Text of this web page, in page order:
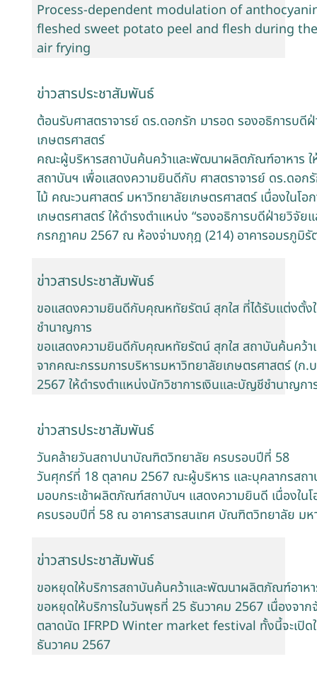
Process-dependent modulation of
fleshed sweet potato peel and flesh during
air frying
ข่าวสารประชาสัมพันธ์
ต้อนรับศาสตราจารย์ ดร.ดอกรัก มารอด รองอธิการบดี
เกษตรศาสตร์
คณะผู้บริหารสถาบันค้นคว้าและพัฒนาผลิตภัณฑ์อาหาร
สถาบันฯ เพื่อแสดงความยินดีกับ ศาสตราจารย์ ดร.ดอกรั
ไม้ คณะวนศาสตร์ มหาวิทยาลัยเกษตรศาสตร์ เนื่องในโ
เกษตรศาสตร์ ให้ดำรงตำแหน่ง “รองอธิการบดีฝ่ายวิจัย
กรกฎาคม 2567 ณ ห้องจ่ามงกุฎ (214) อาคารอมรภูมิรั
ข่าวสารประชาสัมพันธ์
ขอแสดงความยินดีกับคุณหทัยรัตน์ สุกใส ที่ได้รับแต่งตั้ง
ชำนาญการ
ขอแสดงความยินดีกับคุณหทัยรัตน์ สุกใส สถาบันค้นคว้
จากคณะกรรมการบริหารมหาวิทยาลัยเกษตรศาสตร์ (
2567 ให้ดำรงตำแหน่งนักวิชาการเงินและบัญชีชำนาญกา
ข่าวสารประชาสัมพันธ์
วันคล้ายวันสถาปนาบัณฑิตวิทยาลัย ครบรอบปีที่ 58
วันศุกร์ที่ 18 ตุลาคม 2567 ณะผู้บริหาร และบุคลากรสถ
มอบกระเช้าผลิตภัณฑ์สถาบันฯ แสดงความยินดี เนื่องใ
ครบรอบปีที่ 58 ณ อาคารสารสนเทศ บัณฑิตวิทยาลัย มห
ข่าวสารประชาสัมพันธ์
ขอหยุดให้บริการสถาบันค้นคว้าและพัฒนาผลิตภัณฑ์อาห
ขอหยุดให้บริการในวันพุธที่ 25 ธันวาคม 2567 เนื่องจา
ตลาดนัด IFRPD Winter market festival ทั้งนี้จะเปิ
ธันวาคม 2567